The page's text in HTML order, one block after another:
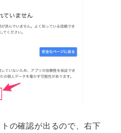
の確認が出るので、右下